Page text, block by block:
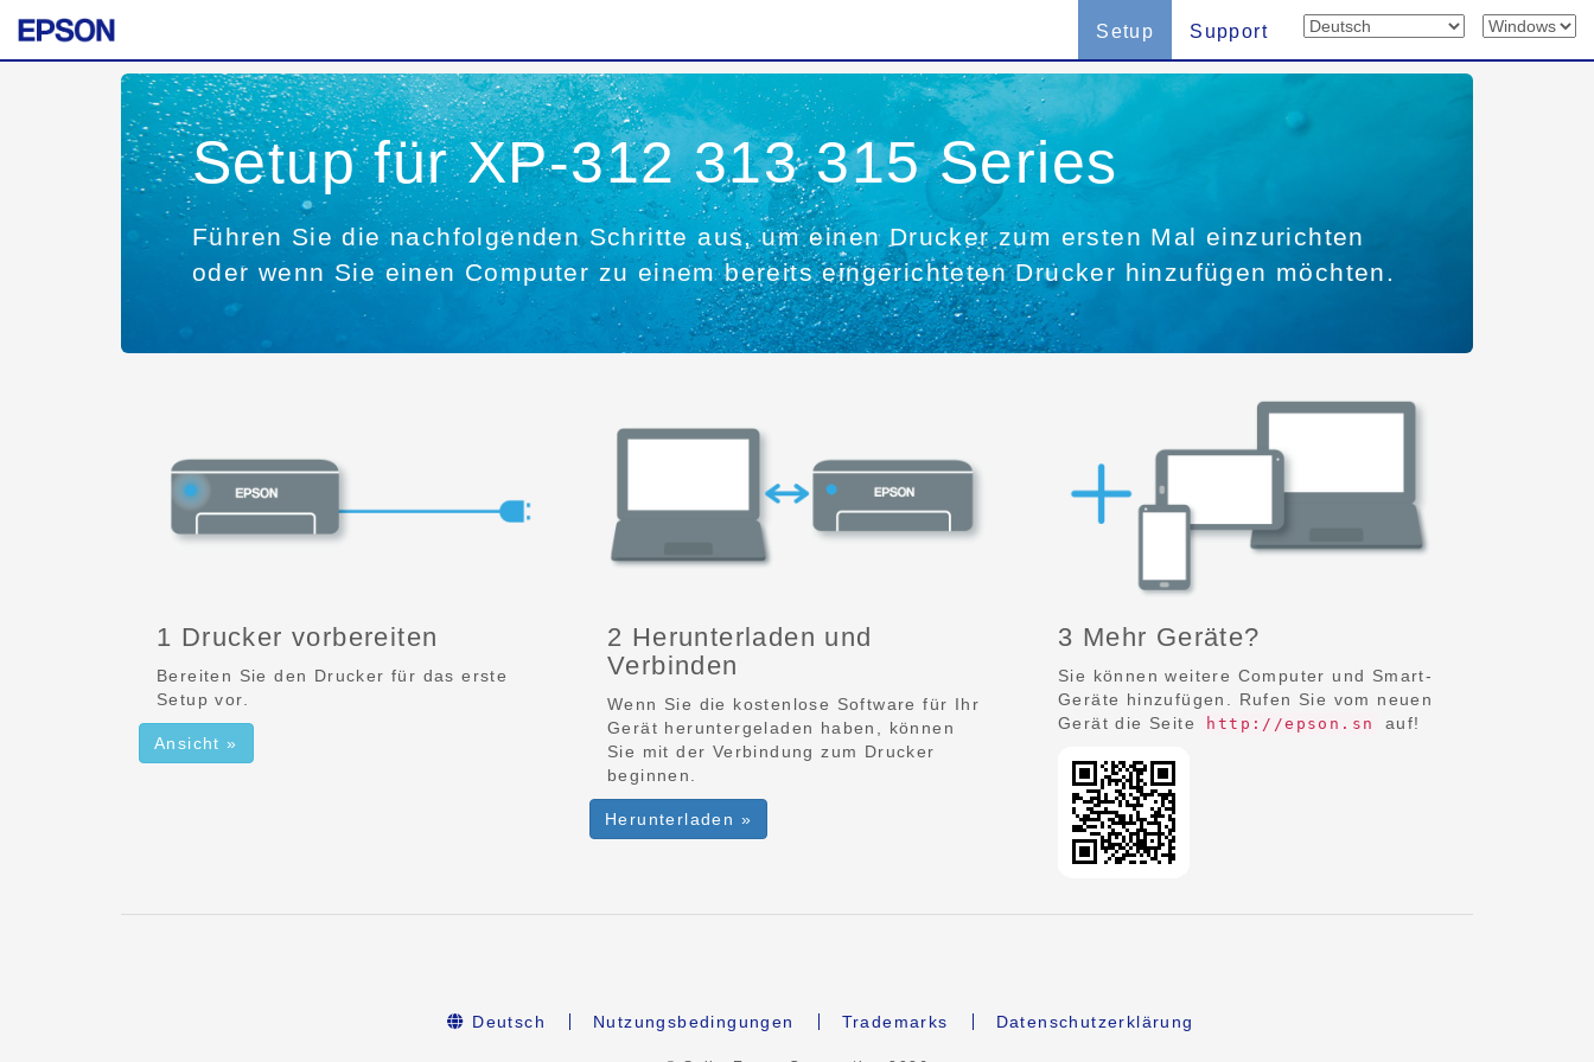
Setup Support
Setup für XP-312 313 315 Series
Führen Sie die nachfolgenden Schritte aus, um einen Drucker zum ersten Mal einzurichten
oder wenn Sie einen Computer zu einem bereits eingerichteten Drucker hinzufügen möchten.
1 Drucker vorbereiten
Bereiten Sie den Drucker für das erste
Setup vor.
Ansicht »
2 Herunterladen und
Verbinden
Wenn Sie die kostenlose Software für Ihr
Gerät heruntergeladen haben, können
Sie mit der Verbindung zum Drucker
beginnen.
Herunterladen »
3 Mehr Geräte?
Sie können weitere Computer und Smart-
Geräte hinzufügen. Rufen Sie vom neuen
Gerät die Seite
http://epson.sn auf!
Deutsch Nutzungsbedingungen Trademarks Datenschutzerklärung